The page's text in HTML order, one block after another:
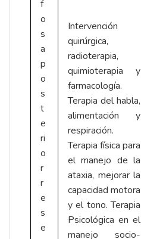
f
o
s
a
p
o
s
t
e
ri
o
r
r
e
s
e
Intervención
quirúrgica,
radioterapia,
quimioterapia y
farmacología.
Terapia del habla,
alimentación y
respiración.
Terapia física para
el manejo de la
ataxia, mejorar la
capacidad motora
y el tono. Terapia
Psicológica en el
manejo socio-